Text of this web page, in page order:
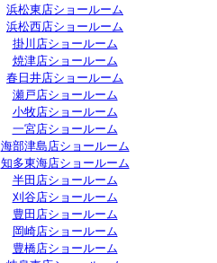
浜松東店ショールーム
浜松西店ショールーム
掛川店ショールーム
焼津店ショールーム
春日井店ショールーム
瀬戸店ショールーム
小牧店ショールーム
一宮店ショールーム
海部津島店ショールーム
知多東海店ショールーム
半田店ショールーム
刈谷店ショールーム
豊田店ショールーム
岡崎店ショールーム
豊橋店ショールーム